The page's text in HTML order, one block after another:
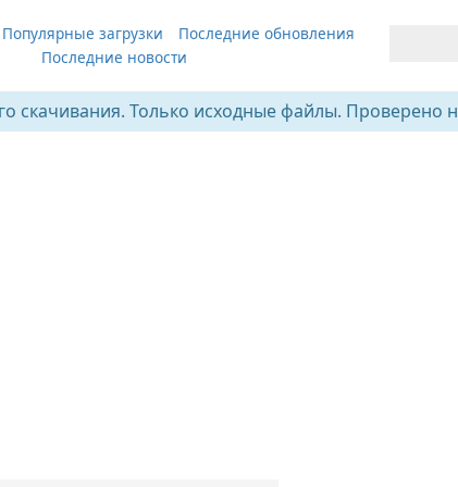
Популярные загрузки
Последние обновления
Последние новости
скачивания. Только исходные файлы. Проверено